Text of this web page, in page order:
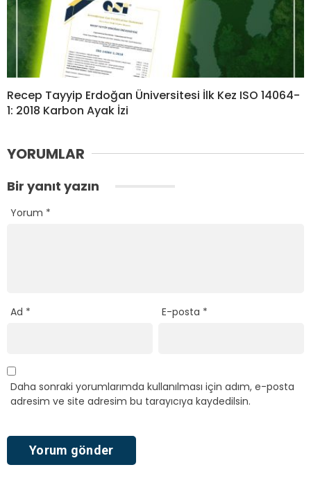
Recep Tayyip Erdoğan Üniversitesi İlk Kez ISO 14064-
1: 2018 Karbon Ayak İzi
YORUMLAR
Bir yanıt yazın
Yorum *
Ad * E-posta *
Daha sonraki yorumlarımda kullanılması için adım, e-posta
adresim ve site adresim bu tarayıcıya kaydedilsin.